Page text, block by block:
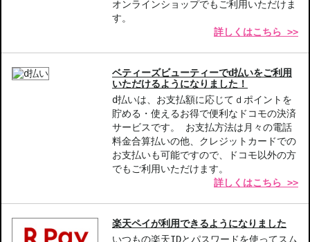
オンラインショップでもご利用いただけま
す。
詳しくはこちら >>
ベティーズビューティーでd払いをご利用
いただけるようになりました！
d払いは、お支払額に応じてｄポイントを
貯める・使えるお得で便利なドコモの決済
サービスです。 お支払方法は月々の電話
料金合算払いの他、クレジットカードでの
お支払いも可能ですので、ドコモ以外の方
でもご利用いただけます。
詳しくはこちら >>
楽天ペイが利用できるようになりました
いつもの楽天IDとパスワードを使ってスム